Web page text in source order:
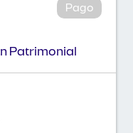
Pago
Patrimonial